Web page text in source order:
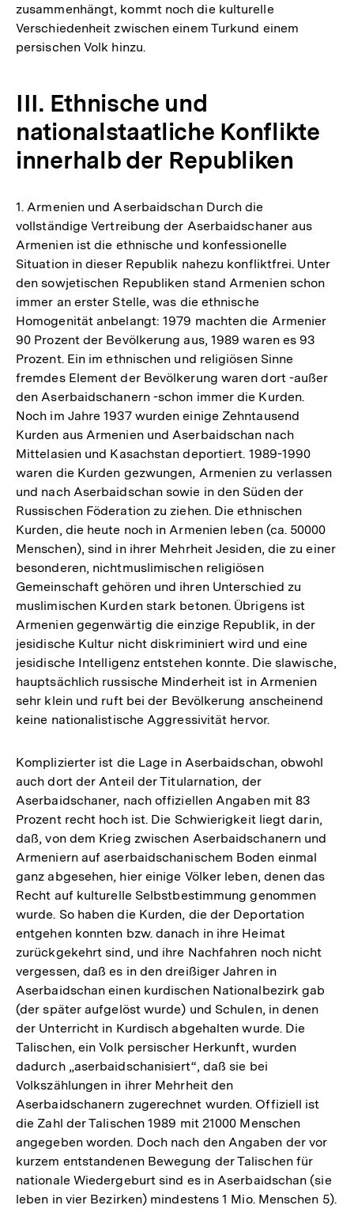
zusammenhängt, kommt noch die kulturelle
Verschiedenheit zwischen einem Turkund einem
persischen Volk hinzu.
III. Ethnische und
nationalstaatliche Konflikte
innerhalb der Republiken
1. Armenien und Aserbaidschan Durch die
vollständige Vertreibung der Aserbaidschaner aus
Armenien ist die ethnische und konfessionelle
Situation in dieser Republik nahezu konfliktfrei. Unter
den sowjetischen Republiken stand Armenien schon
immer an erster Stelle, was die ethnische
Homogenität anbelangt: 1979 machten die Armenier
90 Prozent der Bevölkerung aus, 1989 waren es 93
Prozent. Ein im ethnischen und religiösen Sinne
fremdes Element der Bevölkerung waren dort -außer
den Aserbaidschanern -schon immer die Kurden.
Noch im Jahre 1937 wurden einige Zehntausend
Kurden aus Armenien und Aserbaidschan nach
Mittelasien und Kasachstan deportiert. 1989-1990
waren die Kurden gezwungen, Armenien zu verlassen
und nach Aserbaidschan sowie in den Süden der
Russischen Föderation zu ziehen. Die ethnischen
Kurden, die heute noch in Armenien leben (ca. 50000
Menschen), sind in ihrer Mehrheit Jesiden, die zu einer
besonderen, nichtmuslimischen religiösen
Gemeinschaft gehören und ihren Unterschied zu
muslimischen Kurden stark betonen. Übrigens ist
Armenien gegenwärtig die einzige Republik, in der
jesidische Kultur nicht diskriminiert wird und eine
jesidische Intelligenz entstehen konnte. Die slawische,
hauptsächlich russische Minderheit ist in Armenien
sehr klein und ruft bei der Bevölkerung anscheinend
keine nationalistische Aggressivität hervor.
Komplizierter ist die Lage in Aserbaidschan, obwohl
auch dort der Anteil der Titularnation, der
Aserbaidschaner, nach offiziellen Angaben mit 83
Prozent recht hoch ist. Die Schwierigkeit liegt darin,
daß, von dem Krieg zwischen Aserbaidschanern und
Armeniern auf aserbaidschanischem Boden einmal
ganz abgesehen, hier einige Völker leben, denen das
Recht auf kulturelle Selbstbestimmung genommen
wurde. So haben die Kurden, die der Deportation
entgehen konnten bzw. danach in ihre Heimat
zurückgekehrt sind, und ihre Nachfahren noch nicht
vergessen, daß es in den dreißiger Jahren in
Aserbaidschan einen kurdischen Nationalbezirk gab
(der später aufgelöst wurde) und Schulen, in denen
der Unterricht in Kurdisch abgehalten wurde. Die
Talischen, ein Volk persischer Herkunft, wurden
dadurch „aserbaidschanisiert“, daß sie bei
Volkszählungen in ihrer Mehrheit den
Aserbaidschanern zugerechnet wurden. Offiziell ist
die Zahl der Talischen 1989 mit 21000 Menschen
angegeben worden. Doch nach den Angaben der vor
kurzem entstandenen Bewegung der Talischen für
nationale Wiedergeburt sind es in Aserbaidschan (sie
leben in vier Bezirken) mindestens 1 Mio. Menschen 5).